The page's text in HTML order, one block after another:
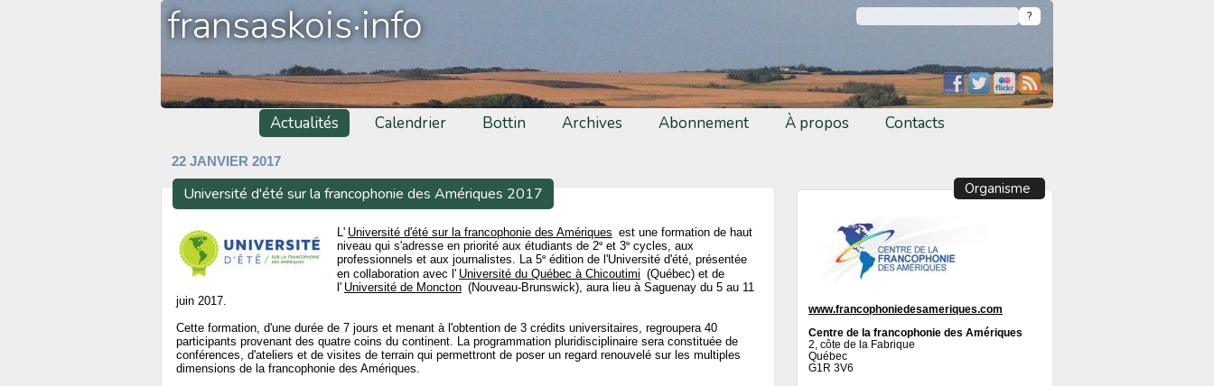
fransaskois·info
Actualités Calendrier Bottin Archives Abonnement À propos Contacts
22 JANVIER 2017
Université d'été sur la francophonie des Amériques 2017
L' Université d'été sur la francophonie des Amériques est une formation de haut
niveau qui s'adresse en priorité aux étudiants de 2e et 3e cycles, aux
professionnels et aux journalistes. La 5e édition de l'Université d'été, présentée
en collaboration avec l' Université du Québec à Chicoutimi (Québec) et de
l' Université de Moncton (Nouveau-Brunswick), aura lieu à Saguenay du 5 au 11
juin 2017.
Cette formation, d'une durée de 7 jours et menant à l'obtention de 3 crédits universitaires, regroupera 40
participants provenant des quatre coins du continent. La programmation pluridisciplinaire sera constituée de
conférences, d'ateliers et de visites de terrain qui permettront de poser un regard renouvelé sur les multiples
dimensions de la francophonie des Amériques.
Organisme
www.francophoniedesameriques.com
Centre de la francophonie des Amériques
2, côte de la Fabrique
Québec
G1R 3V6